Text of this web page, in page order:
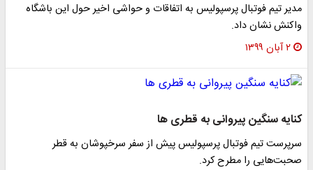
مدیر تیم فوتبال پرسپولیس به اتفاقات و حواشی اخیر حول این باشگاه
واکنش نشان داد.
۲ آبان ۱۳۹۹
کنایه سنگین پیروانی به قطری ها
سرپرست تیم فوتبال پرسپولیس پیش از سفر سرخپوشان به قطر
صحبت‌هایی را مطرح کرد.